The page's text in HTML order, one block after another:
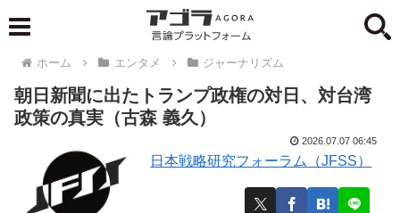
ホーム エンタメ ジャーナリズム
朝日新聞に出たトランプ政権の対日、対台湾
政策の真実（古森 義久）
日本戦略研究フォーラム（JFSS）
2026.07.07 06:45